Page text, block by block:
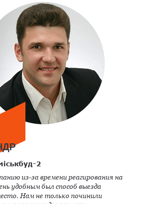
2
из-за времени реагирования на
удобным был способ выезда
Нам не только починили